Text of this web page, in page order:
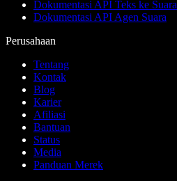
Dokumentasi API Teks ke Suara
Dokumentasi API Agen Suara
Perusahaan
Tentang
Kontak
Blog
Karier
Afiliasi
Bantuan
Status
Media
Panduan Merek